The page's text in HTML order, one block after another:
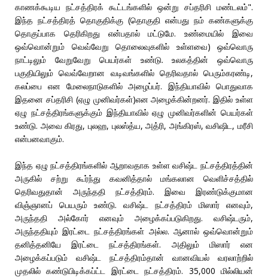
காணக்கூடிய நட்சத்திரக் கூட்டங்களில் ஒன்று சப்தரிசி மண்டலம்".
இந்த நட்சத்திரத் தொகுதிக்கு (தொகுதி என்பது நம் கண்களுக்கு
தொகுப்பாக தெரிகிறது என்பதால் மட்டுமே. உண்மையில் இவை
ஒவ்வொன்றும் வெவ்வேறு தொலைவுகளில் உள்ளவை) ஒவ்வொரு
நாட்டிலும் வேறுவேறு பெயர்கள் உண்டு. உலகத்தின் ஒவ்வொரு
பகுதியிலும் வெவ்வேறான வடிவங்களில் தெரிவதால் பெரும்கரண்டி,
கலப்பை என மேலைநாடுகளில் அழைப்பர். இந்தியாவில் பொதுவாக
இதனை சப்தரிசி (ஏழு முனிவர்கள்)என அழைக்கின்றனர். இதில் உள்ள
ஏழு நட்சத்திரங்களுக்கும் இந்தியாவில் ஏழு முனிவர்களின் பெயர்கள்
உண்டு. அவை கிரது, புலஹ, புலஸ்த்ய, அத்ரி, அங்கிரஸ், வசிஷிட, மரீசி
என்பனவாகும்.
இந்த ஏழு நட்சத்திரங்களில் ஆறாவதாக உள்ள வசிஷ்ட நட்சத்திரத்தின்
அருகில் சற்று கூர்ந்து கவனித்தால் மங்கலான வெளிச்சத்தில்
தெரிவதுதான் அருந்ததி நட்சத்திரம். இவை இரண்டுக்குமான
விஞ்ஞானப் பெயரும் உண்டு. வசிஷ்ட நட்சத்திரம் மிஸார் எனவும்,
அருந்ததி அல்கோர் எனவும் அழைக்கப்படுகிறது. வசிஷ்டரும்,
அருந்ததியும் இரட்டை நட்சத்திரங்கள் அல்ல. ஆனால் ஒவ்வொன்றும்
தனித்தனியே இரட்டை நட்சத்திரங்கள். அதிலும் மிஸார் என
அழைக்கப்படும் வசிஷ்ட நட்சத்திரம்தான் வானவியல் வரலாற்றில்
முதலில் கண்டுபிடிக்கப்ட்ட இரட்டை நட்சத்திரம். 35,000 மில்லியன்